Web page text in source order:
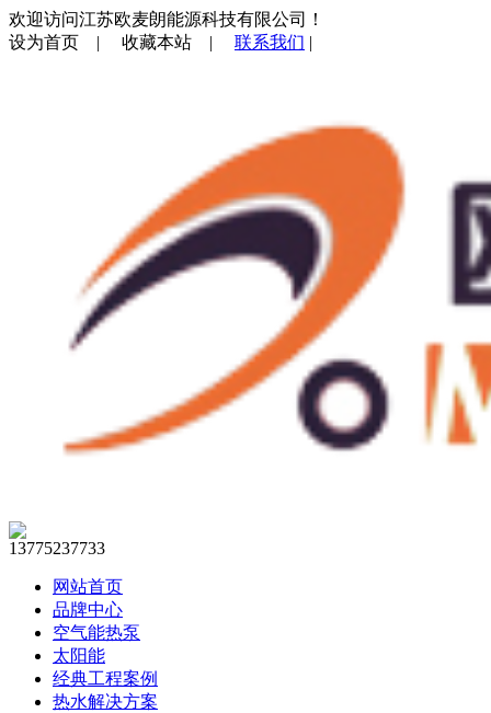
欢迎访问江苏欧麦朗能源科技有限公司！
设为首页 | 收藏本站 | 联系我们 |
13775237733
网站首页
品牌中心
空气能热泵
太阳能
经典工程案例
热水解决方案